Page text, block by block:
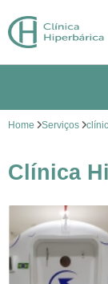
Home Serviços
Clínica